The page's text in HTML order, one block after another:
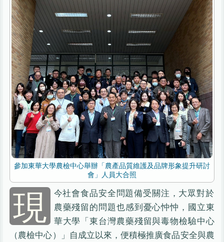
參加東華大學農檢中心舉辦「農產品質維護及品牌形象提升研討
會」人員大合照
現
今社會食品安全問題備受關注，大眾對於
農藥殘留的問題也感到憂心忡忡，國立東
華大學「東台灣農藥殘留與毒物檢驗中心
（農檢中心）」自成立以來，便積極推廣食品安全與農